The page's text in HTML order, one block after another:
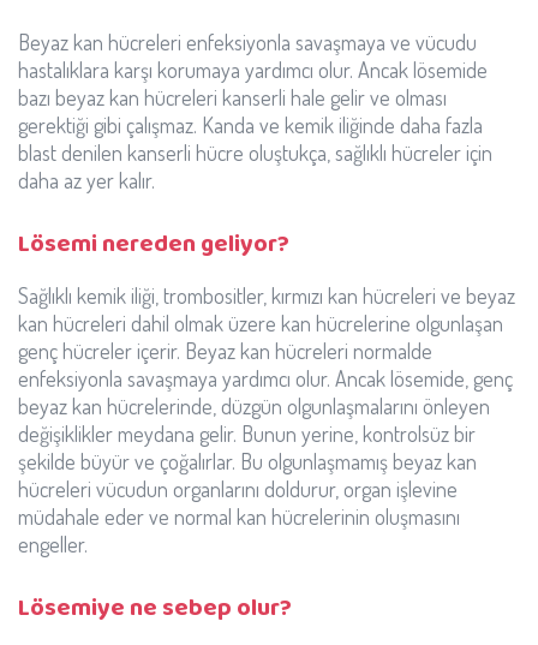
Beyaz kan hücreleri enfeksiyonla savaşmaya ve vücudu
hastalıklara karşı korumaya yardımcı olur. Ancak lösemide
bazı beyaz kan hücreleri kanserli hale gelir ve olması
gerektiği gibi çalışmaz. Kanda ve kemik iliğinde daha fazla
blast denilen kanserli hücre oluştukça, sağlıklı hücreler için
daha az yer kalır.
Lösemi nereden geliyor?
Sağlıklı kemik iliği, trombositler, kırmızı kan hücreleri ve beyaz
kan hücreleri dahil olmak üzere kan hücrelerine olgunlaşan
genç hücreler içerir. Beyaz kan hücreleri normalde
enfeksiyonla savaşmaya yardımcı olur. Ancak lösemide, genç
beyaz kan hücrelerinde, düzgün olgunlaşmalarını önleyen
değişiklikler meydana gelir. Bunun yerine, kontrolsüz bir
şekilde büyür ve çoğalırlar. Bu olgunlaşmamış beyaz kan
hücreleri vücudun organlarını doldurur, organ işlevine
müdahale eder ve normal kan hücrelerinin oluşmasını
engeller.
Lösemiye ne sebep olur?